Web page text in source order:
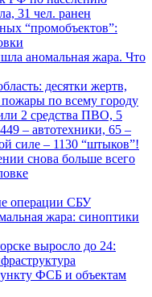
31 чел. ранен
“промобъектов”:
аномальная жара. Что
десятки жертв,
пожары по всему городу
2 средства ПВО, 5
– автотехники, 65 –
силе – 1130 “штыков”!
снова больше всего
операции СБУ
жара: синоптики
выросло до 24:
ФСБ и объектам